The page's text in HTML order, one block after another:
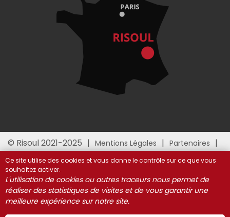
© Risoul 2021-2025 Mentions Légales
Partenaires
Gestion des cookies
Ce site utilise des cookies et vous donne le contrôle sur ce que vous
souhaitez activer.
L'utilisation de cookies ou autres traceurs nous permet de
réaliser des statistiques de visites et de vous garantir une
meilleure expérience sur notre site.